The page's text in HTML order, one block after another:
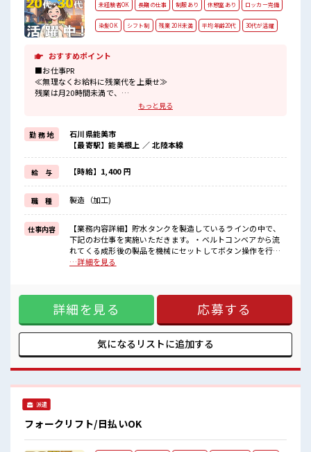
未経験者OK 長期の仕事 制服あり 休憩室あり ロッカー完備
染髪OK シフト制 残業 20H未満 平均年齢20代 30代が活躍
おすすめポイント
■お仕事PR
≪無理なくお給料に残業代を上乗せ≫
残業は月20時間未満で、
派手過ぎなければ髪型や髪色自由♪
(規定有)制服があると毎日の服選びに悩まずOK♪
≪未経験の方も大カンゲイ≫
新しいことにチャレンジするのは不安だけど、
しっかり働く環境が整っています！
イチからスキルUP・ステップUP目指していきましょう！
≪様々なお仕事をご提案≫
一人で悩まず気軽に相談できる、
派遣のお仕事です！
■職場の雰囲気
派手すぎなければ多少のヘアカラーもOKなのはウレシイPoint☆
20代が多数活躍中！
もっと見る
勤 務 地
石川県能美市
【最寄駅】能美根上 ／ 北陸本線
給 与 【時給】1,400 円
職 種 製造（加工)
仕事内容
【業務内容詳細】貯水タンクを製造しているラインの中で、
下記のお仕事を実施いただきます。・ベルトコンベアから流
れてくる成形後の製品を機械にセットしてボタン操作を行
い、空気漏れがないかの検査を実施いただきます。・機械が
ており、初めての方でもやりやすい業務です。【取扱製品情
報】トイレ用貯水タンク等 ■お仕事PR ≪無理なくお給料に残
業代を上乗せ≫ 残業は月20時間未満で、 ほどよく稼げます♪
≪モチベーションもUP≫ 派手過ぎなければ髪型や髪色自由♪
(規定有)制服があると毎日の服選びに悩まずOK♪ ≪未経験の
方も大カンゲイ≫ 新しいことにチャレンジするのは不安だけ
ステップUP目指していきましょう！ ≪様々なお仕事をご提案
≫ 一人で悩まず気軽に相談できる、 派遣のお仕事です！ ■職
OK！ ここから経験積んでいきましょ！
…詳細を見る
詳細を見る 応募する
気になるリストに追加する
派遣
フォークリフト/日払いOK